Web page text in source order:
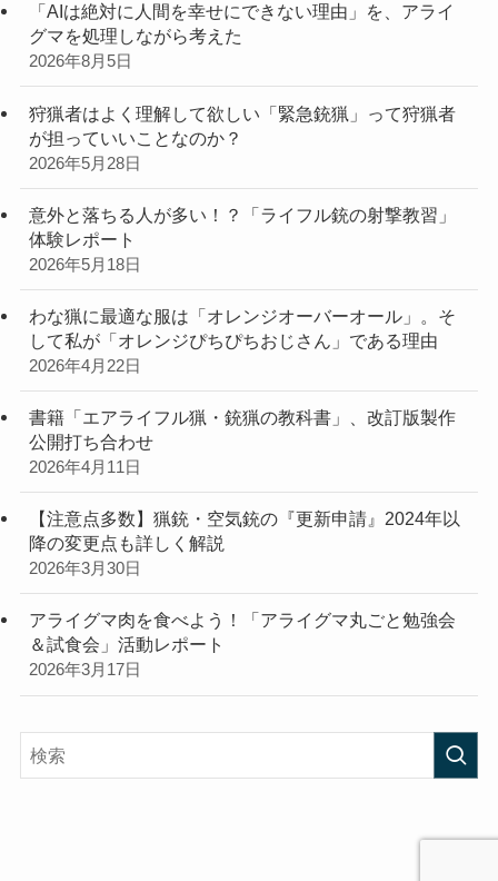
「AIは絶対に人間を幸せにできない理由」を、アライ
グマを処理しながら考えた
2026年8月5日
狩猟者はよく理解して欲しい「緊急銃猟」って狩猟者
が担っていいことなのか？
2026年5月28日
意外と落ちる人が多い！？「ライフル銃の射撃教習」
体験レポート
2026年5月18日
わな猟に最適な服は「オレンジオーバーオール」。そ
して私が「オレンジぴちぴちおじさん」である理由
2026年4月22日
書籍「エアライフル猟・銃猟の教科書」、改訂版製作
公開打ち合わせ
2026年4月11日
【注意点多数】猟銃・空気銃の『更新申請』2024年以
降の変更点も詳しく解説
2026年3月30日
アライグマ肉を食べよう！「アライグマ丸ごと勉強会
＆試食会」活動レポート
2026年3月17日